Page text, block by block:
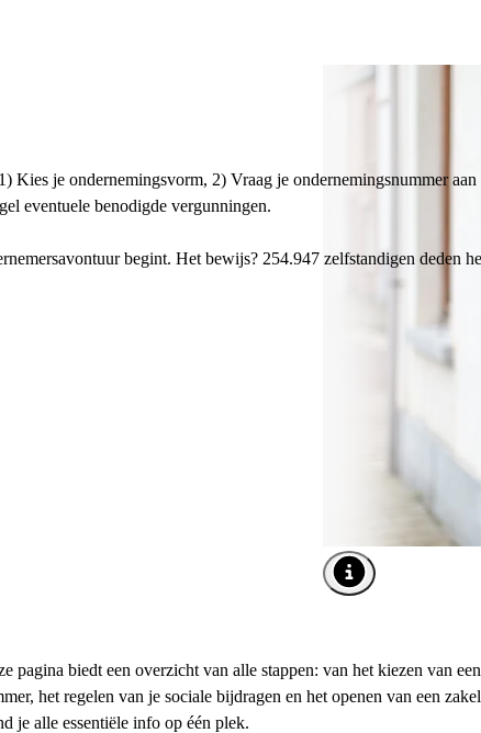
Afbeelding tooltip
Kies je ondernemingsvorm, 2) Vraag je ondernemingsnummer
eventuele benodigde vergunningen.
begint. Het bewijs? 254.947 zelfstandigen deden
pagina biedt een overzicht van alle stappen: van het kiezen van een
het regelen van je sociale bijdragen en het openen van een
je alle essentiële info op één plek.